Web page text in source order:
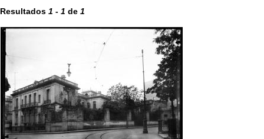
Resultados 1 - 1 de 1